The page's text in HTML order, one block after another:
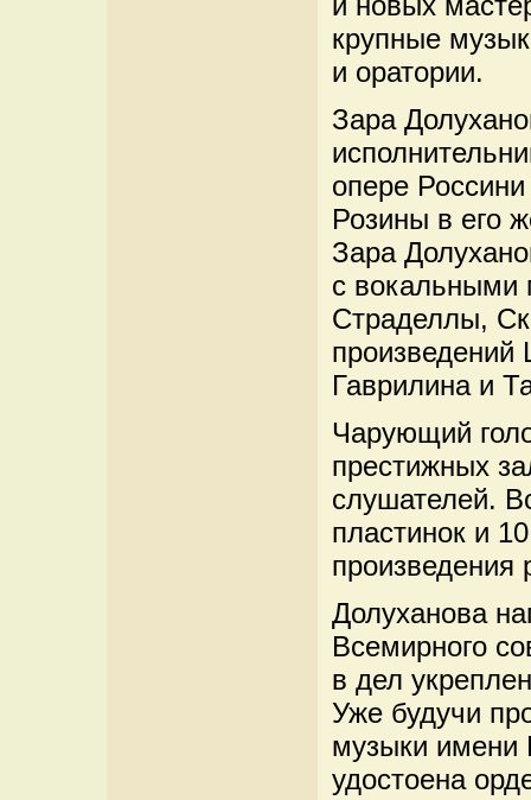
крупные
и оратории.
Зара
опере
Розины в его
Зара
с вокальными
Страделлы,
Гаврилина и
Чарующий
престижных
слушателей.
пластинок и
произведения
Долуханова
Всемирного
в дел
Уже будучи
музыки имени
удостоена